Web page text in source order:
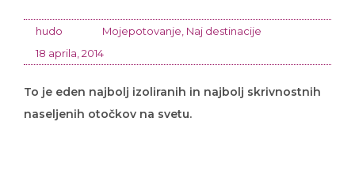
hudo Mojepotovanje Naj destinacije
18 aprila, 2014
To je eden najbolj izoliranih in najbolj skrivnostnih
naseljenih otočkov na svetu.